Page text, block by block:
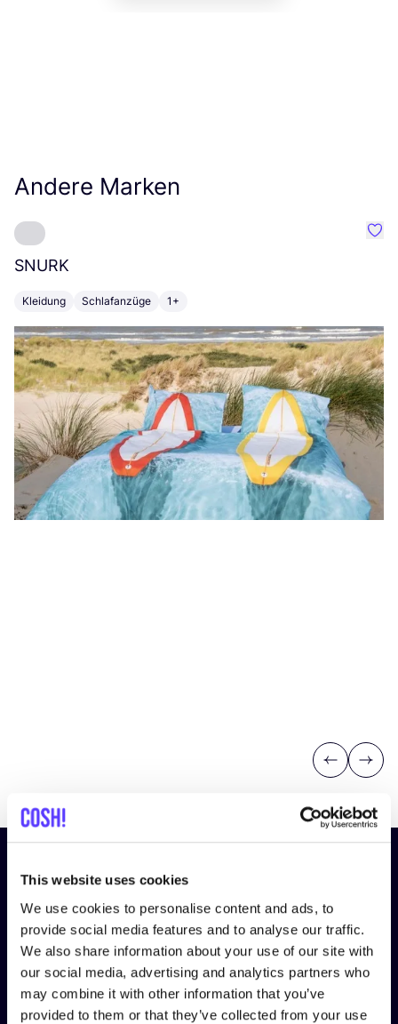
This website uses cookies
We use cookies to personalise content and ads, to
provide social media features and to analyse our traffic.
We also share information about your use of our site with
our social media, advertising and analytics partners who
may combine it with other information that you’ve
provided to them or that they’ve collected from your use
Andere Marken
SNURK
Kleidung Schlafanzüge 1+
Previous
Next
Abonniere unseren Newsletter
und bleibe auf dem Laufenden!
Vorname*
E-Mail-Adresse*